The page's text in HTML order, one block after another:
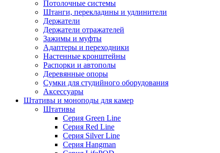
Потолочные системы
Штанги, перекладины и удлинители
Держатели
Держатели отражателей
Зажимы и муфты
Адаптеры и переходники
Настенные кронштейны
Распорки и автополы
Деревянные опоры
Сумки для студийного оборудования
Аксессуары
Штативы и моноподы для камер
Штативы
Серия Green Line
Серия Red Line
Серия Silver Line
Серия Hangman